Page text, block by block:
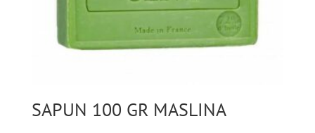
SAPUN 100 GR MASLINA